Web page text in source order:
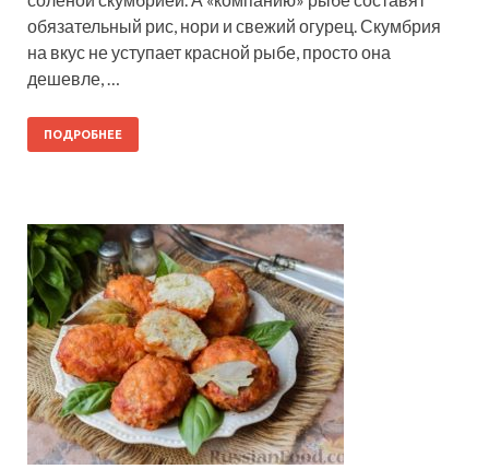
обязательный рис, нори и свежий огурец. Скумбрия
на вкус не уступает красной рыбе, просто она
дешевле, …
ПОДРОБНЕЕ